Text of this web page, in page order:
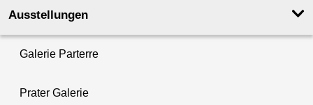
Ausstellungen
Galerie Parterre
Prater Galerie